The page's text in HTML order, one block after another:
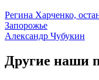
Регина Харченко,
Запорожье
Александр Чубукин
Другие наши